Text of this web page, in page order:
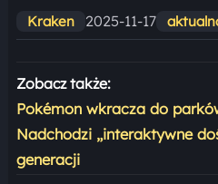
Kraken 2025-11-17
Zobacz także:
Pokémon wkracza do
Nadchodzi „interaktywne
generacji